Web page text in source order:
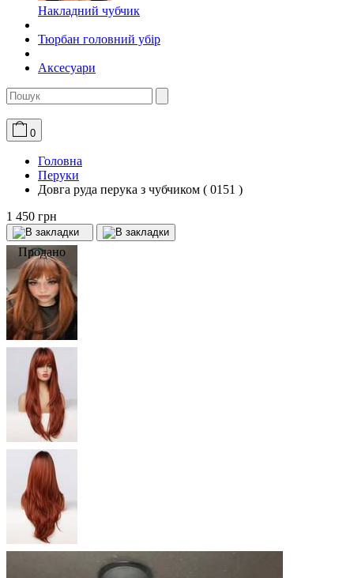
Накладний чубчик
Тюрбан головний убір
Аксесуари
0
Головна
Перуки
Довга руда перука з чубчиком ( 0151 )
1 450 грн
Продано